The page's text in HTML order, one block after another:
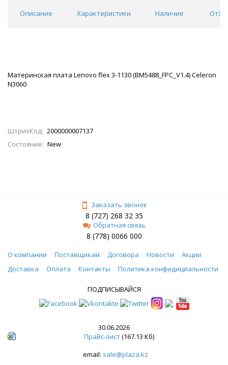
Описание Характеристики Наличие
Материнская плата Lenovo flex 3-1130 (BM5488_FPC_V1.4) Celeron
N3060
ШтрихКод: 2000000007137
Состояние: New
Заказать звонок
8 (727) 268 32 35
Обратная связь
8 (778) 0066 000
О компании Поставщикам Договора Новости
Акции
Доставка
Оплата Контакты Политика конфидициальности
ПОДПИСЫВАЙСЯ
30.06.2026
Прайс-лист(167.13 Кб)
email: sale@plaza.kz